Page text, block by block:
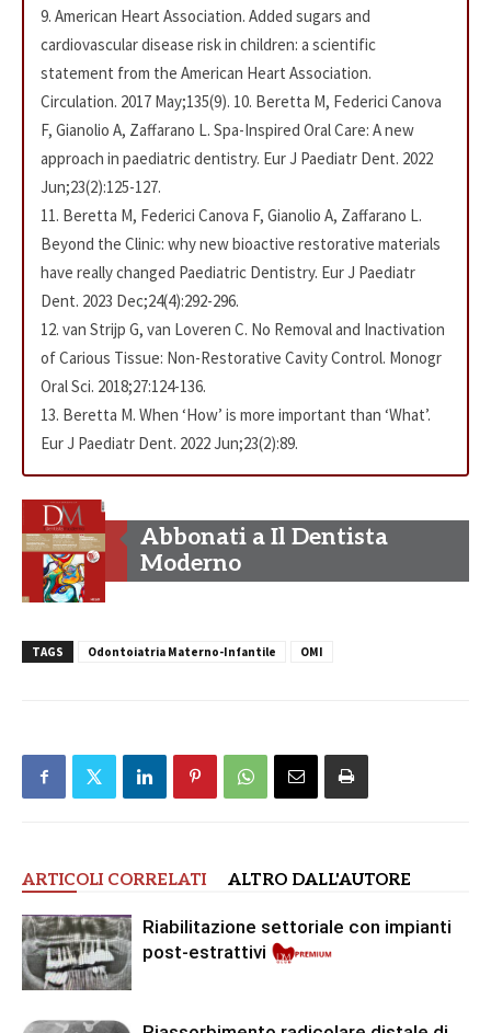
9. American Heart Association. Added sugars and
cardiovascular disease risk in children: a scientific
statement from the American Heart Association.
Circulation. 2017 May;135(9). 10. Beretta M, Federici Canova
F, Gianolio A, Zaffarano L. Spa-Inspired Oral Care: A new
approach in paediatric dentistry. Eur J Paediatr Dent. 2022
Jun;23(2):125-127.
11. Beretta M, Federici Canova F, Gianolio A, Zaffarano L.
Beyond the Clinic: why new bioactive restorative materials
have really changed Paediatric Dentistry. Eur J Paediatr
Dent. 2023 Dec;24(4):292-296.
12. van Strijp G, van Loveren C. No Removal and Inactivation
of Carious Tissue: Non-Restorative Cavity Control. Monogr
Oral Sci. 2018;27:124-136.
13. Beretta M. When ‘How’ is more important than ‘What’.
Eur J Paediatr Dent. 2022 Jun;23(2):89.
Abbonati a Il Dentista
Moderno
TAGS Odontoiatria Materno-Infantile OMI
ARTICOLI CORRELATI ALTRO DALL'AUTORE
Riabilitazione settoriale con impianti
post-estrattivi